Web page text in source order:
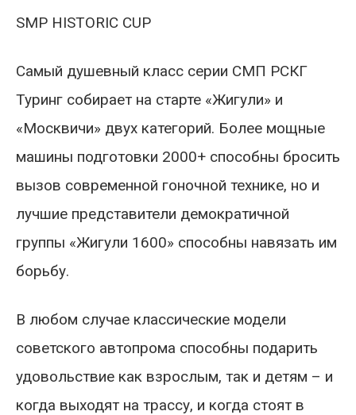
SMP HISTORIC CUP
Самый душевный класс серии СМП РСКГ
Туринг собирает на старте «Жигули» и
«Москвичи» двух категорий. Более мощные
машины подготовки 2000+ способны бросить
вызов современной гоночной технике, но и
лучшие представители демократичной
группы «Жигули 1600» способны навязать им
борьбу.
В любом случае классические модели
советского автопрома способны подарить
удовольствие как взрослым, так и детям – и
когда выходят на трассу, и когда стоят в